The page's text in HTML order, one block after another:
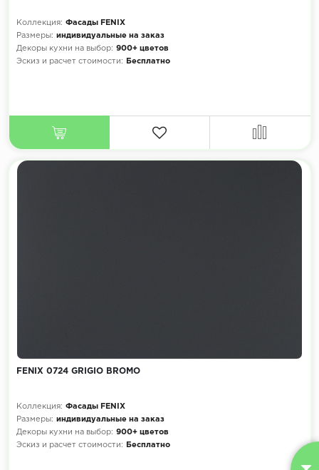
Коллекция: Фасады FENIX
Размеры: индивидуальные на заказ
Декоры кухни на выбор: 900+ цветов
Эскиз и расчет стоимости:
Бесплатно
FENIX 0724 GRIGIO BROMO
Коллекция: Фасады FENIX
Размеры: индивидуальные на заказ
Декоры кухни на выбор: 900+ цветов
Эскиз и расчет стоимости:
Бесплатно